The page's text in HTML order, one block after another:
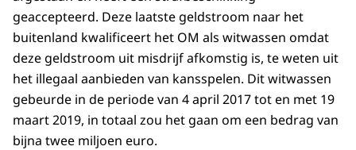
geaccepteerd. Deze laatste geldstroom naar het
buitenland kwalificeert het OM als witwassen omdat
deze geldstroom uit misdrijf afkomstig is, te weten uit
het illegaal aanbieden van kansspelen. Dit witwassen
gebeurde in de periode van 4 april 2017 tot en met 19
maart 2019, in totaal zou het gaan om een bedrag van
bijna twee miljoen euro.